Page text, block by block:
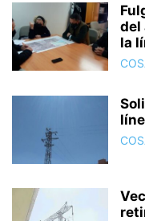
del
la